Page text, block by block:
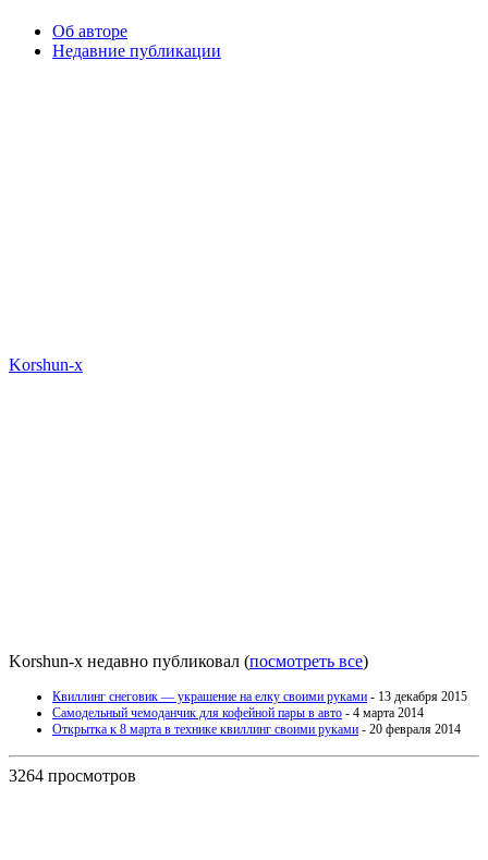
Об авторе
Недавние публикации
Korshun-x
Korshun-x недавно публиковал (посмотреть все)
Квиллинг снеговик — украшение на елку своими руками - 13 декабря 2015
Самодельный чемоданчик для кофейной пары в авто - 4 марта 2014
Открытка к 8 марта в технике квиллинг своими руками - 20 февраля 2014
3264 просмотров